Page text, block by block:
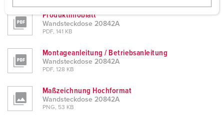
w
a
h
Produktinfoblatt
Wandsteckdose 20842A
PDF, 141 KB
Montageanleitung / Betriebsanleitung
Wandsteckdose 20842A
PDF, 128 KB
Maßzeichnung Hochformat
Wandsteckdose 20842A
PNG, 53 KB